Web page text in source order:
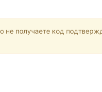
не получаете код